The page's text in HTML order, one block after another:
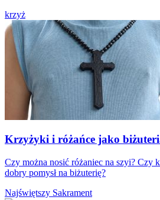
krzyż
Krzyżyki i różańce jako
Czy można nosić różaniec na szyi? Czy
dobry pomysł na biżuterię?
Najświętszy Sakrament